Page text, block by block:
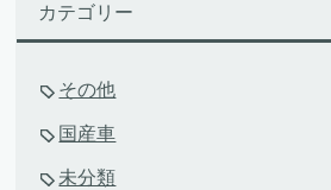
カテゴリー
その他
国産車
未分類